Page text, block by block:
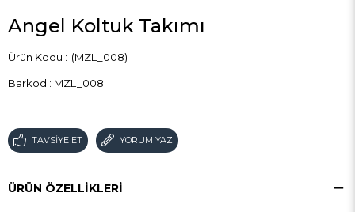
Angel Koltuk Takımı
(MZL_008)
Barkod : MZL_008
TAVSIYE ET YORUM YAZ
ÜRÜN ÖZELLIKLERI